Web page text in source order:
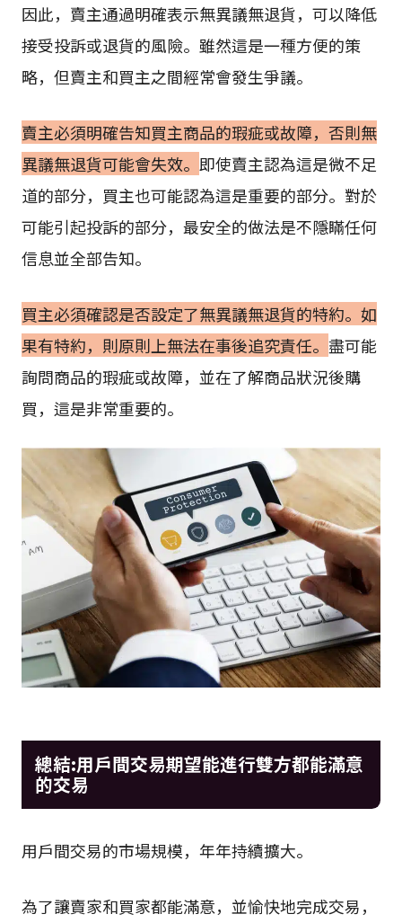
因此，賣主通過明確表示無異議無退貨，可以降低
接受投訴或退貨的風險。雖然這是一種方便的策
略，但賣主和買主之間經常會發生爭議。
賣主必須明確告知買主商品的瑕疵或故障，否則無
異議無退貨可能會失效。 即使賣主認為這是微不足
道的部分，買主也可能認為這是重要的部分。對於
可能引起投訴的部分，最安全的做法是不隱瞞任何
信息並全部告知。
買主必須確認是否設定了無異議無退貨的特約。如
果有特約，則原則上無法在事後追究責任。 盡可能
詢問商品的瑕疵或故障，並在了解商品狀況後購
買，這是非常重要的。
總結:用戶間交易期望能進行雙方都能滿意
的交易
用戶間交易的市場規模，年年持續擴大。
為了讓賣家和買家都能滿意，並愉快地完成交易，